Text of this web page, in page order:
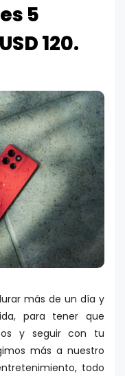
5
120.
más de un día y
para tener que
y seguir con tu
más a nuestro
todo